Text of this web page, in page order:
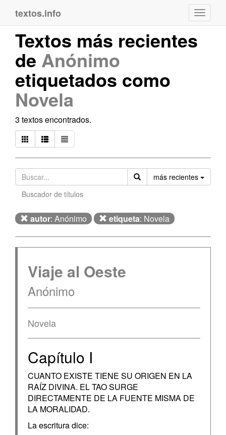
textos.info
Textos más recientes
de Anónimo
etiquetados como
Novela
3 textos encontrados.
más recientes
Buscador de títulos
autor: Anónimo etiqueta: Novela
Viaje al Oeste
Anónimo
Novela
Capítulo I
CUANTO EXISTE TIENE SU ORIGEN EN LA
RAÍZ DIVINA. EL TAO SURGE
DIRECTAMENTE DE LA FUENTE MISMA DE
LA MORALIDAD.
La escritura dice: